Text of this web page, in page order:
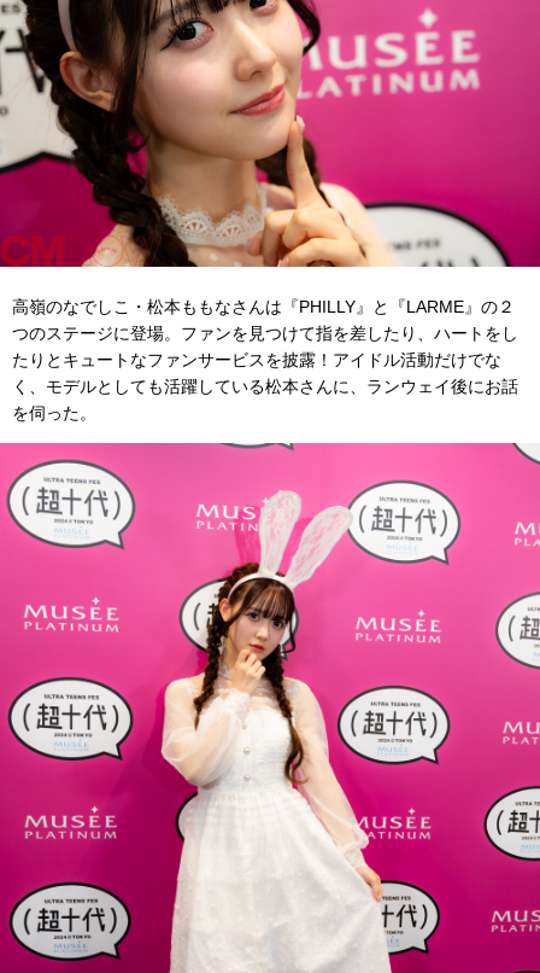
高嶺のなでしこ・松本ももなさんは『PHILLY』と『LARME』の２
つのステージに登場。ファンを見つけて指を差したり、ハートをし
たりとキュートなファンサービスを披露！アイドル活動だけでな
く、モデルとしても活躍している松本さんに、ランウェイ後にお話
を伺った。